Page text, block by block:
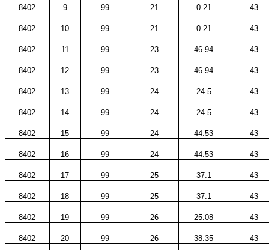
8402 9 99 21 0.21 43
8402 10 99 21 0.21 43
8402 11 99 23 46.94 43
8402 12 99 23 46.94 43
8402 13 99 24 24.5 43
8402 14 99 24 24.5 43
8402 15 99 24 44.53 43
8402 16 99 24 44.53 43
8402 17 99 25 37.1 43
8402 18 99 25 37.1 43
8402 19 99 26 25.08 43
8402 20 99 26 38.35 43